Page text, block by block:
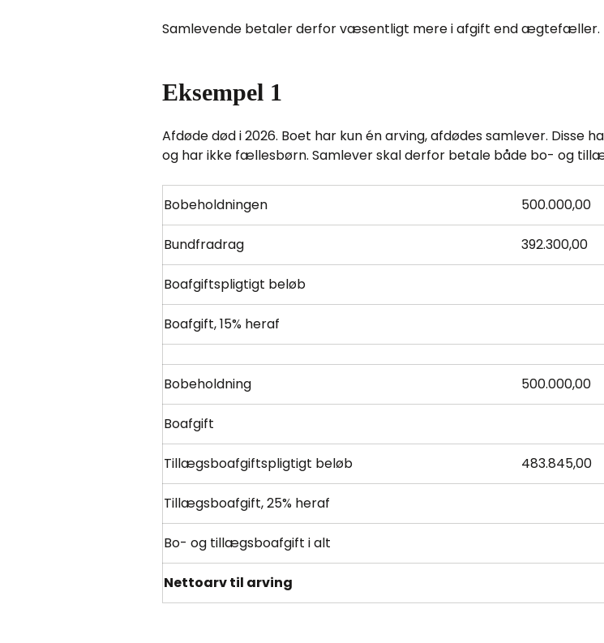
Samlevende betaler derfor væsentligt mere i afgift end ægtefæller.
Eksempel 1
Afdøde død i 2026. Boet har kun én arving, afdødes samlever. Disse
og har ikke fællesbørn. Samlever skal derfor betale både bo- og
Bobeholdningen 500.000,00
Bundfradrag 392.300,00
Boafgiftspligtigt beløb
Boafgift, 15% heraf
Bobeholdning 500.000,00
Boafgift
Tillægsboafgiftspligtigt beløb 483.845,00
Tillægsboafgift, 25% heraf
Bo- og tillægsboafgift i alt
Nettoarv til arving